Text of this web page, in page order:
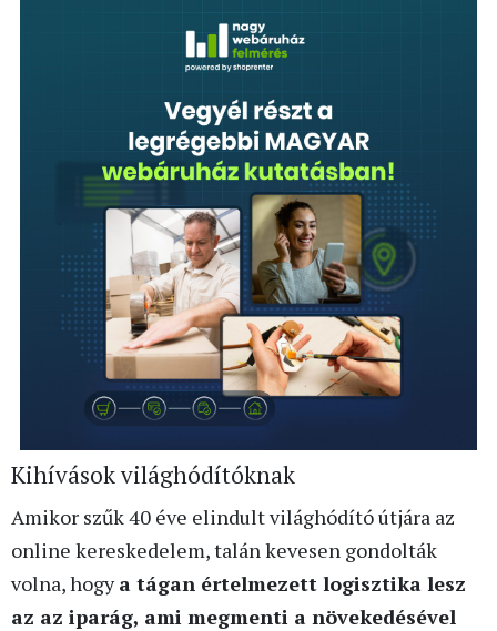
Kihívások világhódítóknak
Amikor szűk 40 éve elindult világhódító útjára az
online kereskedelem, talán kevesen gondolták
volna, hogya tágan értelmezett logisztika lesz
az az iparág, ami megmenti a növekedésével